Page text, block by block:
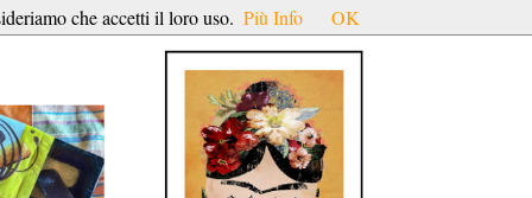
che accetti il loro uso. Più Info OK